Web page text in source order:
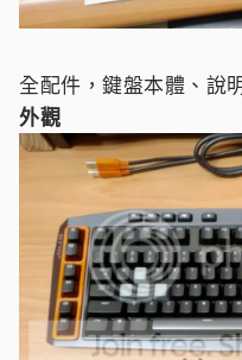
全配件，鍵盤本體、說
外觀